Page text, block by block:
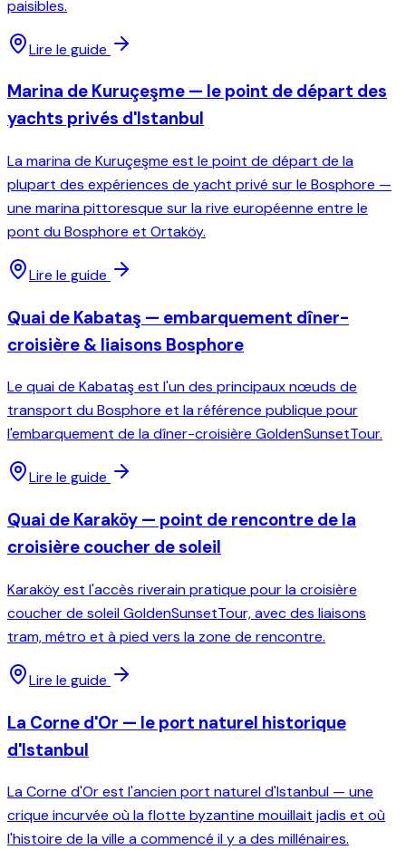
paisibles.
Lire le guide
Marina de Kuruçeşme — le point de départ des
yachts privés d'Istanbul
La marina de Kuruçeşme est le point de départ de la
plupart des expériences de yacht privé sur le Bosphore —
une marina pittoresque sur la rive européenne entre le
pont du Bosphore et Ortaköy.
Lire le guide
Quai de Kabataş — embarquement dîner-
croisière & liaisons Bosphore
Le quai de Kabataş est l'un des principaux nœuds de
transport du Bosphore et la référence publique pour
l'embarquement de la dîner-croisière GoldenSunsetTour.
Lire le guide
Quai de Karaköy — point de rencontre de la
croisière coucher de soleil
Karaköy est l'accès riverain pratique pour la croisière
coucher de soleil GoldenSunsetTour, avec des liaisons
tram, métro et à pied vers la zone de rencontre.
Lire le guide
La Corne d'Or — le port naturel historique
d'Istanbul
La Corne d'Or est l'ancien port naturel d'Istanbul — une
crique incurvée où la flotte byzantine mouillait jadis et où
l'histoire de la ville a commencé il y a des millénaires.